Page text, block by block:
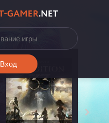
Вход